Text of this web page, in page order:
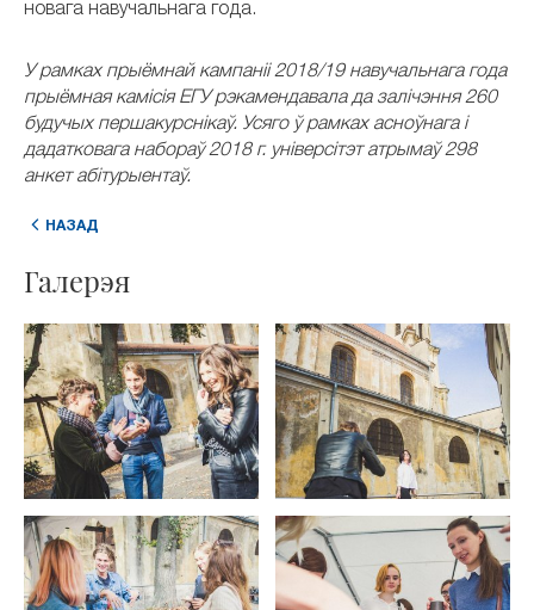
новага навучальнага года.
У рамках прыёмнай кампаніі 2018/19 навучальнага года
прыёмная камісія ЕГУ рэкамендавала да залічэння 260
будучых першакурснікаў. Усяго ў рамках асноўнага і
дадатковага набораў 2018 г. універсітэт атрымаў 298
анкет абітурыентаў.
НАЗАД
Галерэя